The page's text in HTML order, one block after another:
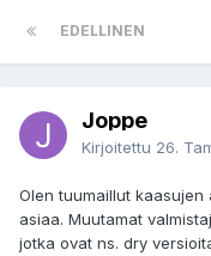
EDELLINEN
Joppe
Kirjoitettu 26.
Olen tuumaillut
asiaa. Muutamat
jotka ovat ns. dry